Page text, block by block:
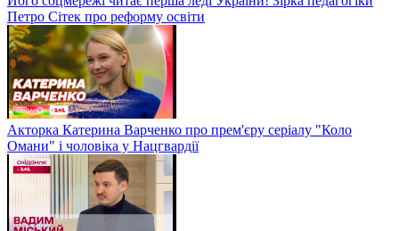
Петро Сітек про реформу освіти
Акторка Катерина Варченко про прем'єру серіалу "Коло
Омани" і чоловіка у Нацгвардії